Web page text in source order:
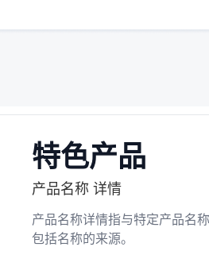
特色产品
产品名称 详情
产品名称详情指与特定产品名
包括名称的来源。